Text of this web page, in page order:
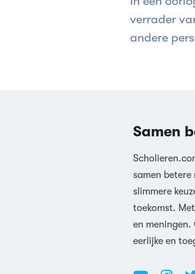
verrader
andere
Samen
samen
slimmere
toekomst.
en meningen.
eerlijke en